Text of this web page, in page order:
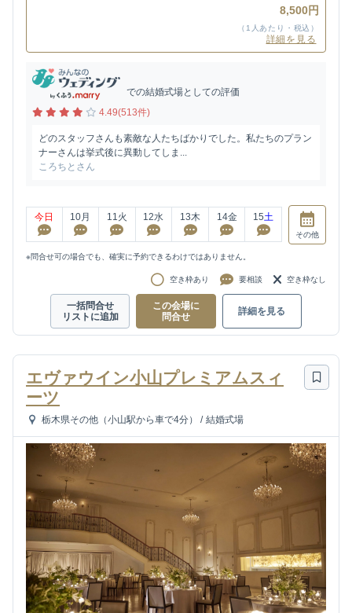
8,500円
（1人あたり・税込）
詳細を見る
での結婚式場としての評価
4.49(513件)
どのスタッフさんも素敵な人たちばかりでした。私たちのプラン
ナーさんは挙式後に異動してしま...
ころちとさん
今日 10月 11火 12水 13木 14金 15土
その他
※問合せ可の場合でも、確実に予約できるわけではありません。
空き枠あり 要相談 空き枠なし
一括問合せ
リストに追加
この会場に
問合せ
詳細を見る
エヴァウイン小山プレミアムスィ
ーツ
栃木県その他（小山駅から車で4分） / 結婚式場